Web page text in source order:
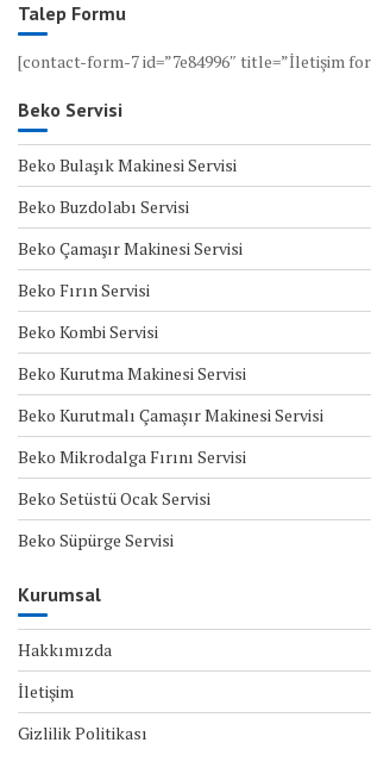
Talep Formu
[contact-form-7 id=”7e84996″ title=”İletişim
Beko Servisi
Beko Bulaşık Makinesi Servisi
Beko Buzdolabı Servisi
Beko Çamaşır Makinesi Servisi
Beko Fırın Servisi
Beko Kombi Servisi
Beko Kurutma Makinesi Servisi
Beko Kurutmalı Çamaşır Makinesi Servisi
Beko Mikrodalga Fırını Servisi
Beko Setüstü Ocak Servisi
Beko Süpürge Servisi
Kurumsal
Hakkımızda
İletişim
Gizlilik Politikası